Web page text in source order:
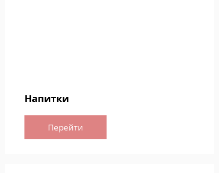
Напитки
Перейти